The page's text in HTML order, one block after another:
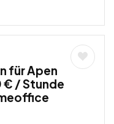
für Apen
/ Stunde